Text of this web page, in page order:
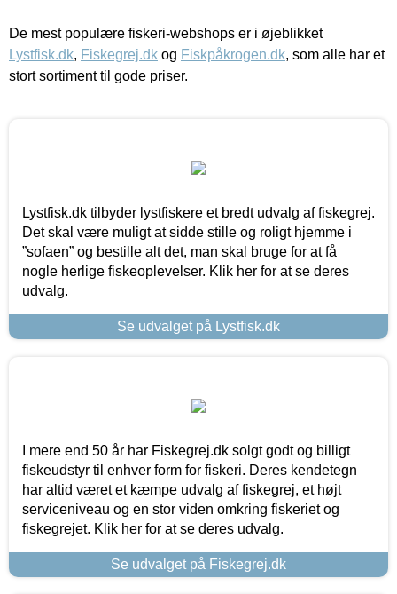
De mest populære fiskeri-webshops er i øjeblikket
Lystfisk.dk, Fiskegrej.dk og Fiskpåkrogen.dk, som alle har et
stort sortiment til gode priser.
Lystfisk.dk tilbyder lystfiskere et bredt udvalg af fiskegrej.
Det skal være muligt at sidde stille og roligt hjemme i
”sofaen” og bestille alt det, man skal bruge for at få
nogle herlige fiskeoplevelser. Klik her for at se deres
udvalg.
Se udvalget på Lystfisk.dk
I mere end 50 år har Fiskegrej.dk solgt godt og billigt
fiskeudstyr til enhver form for fiskeri. Deres kendetegn
har altid været et kæmpe udvalg af fiskegrej, et højt
serviceniveau og en stor viden omkring fiskeriet og
fiskegrejet. Klik her for at se deres udvalg.
Se udvalget på Fiskegrej.dk